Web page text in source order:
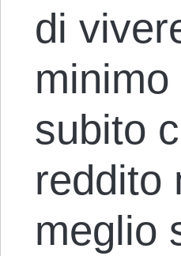
di
subito
reddito
meglio